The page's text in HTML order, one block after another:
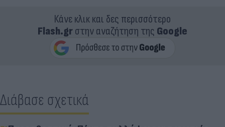
Κάνε κλικ και δες περισσότερο
Flash.grστην αναζήτηση της Google
Διάβασε σχετικά